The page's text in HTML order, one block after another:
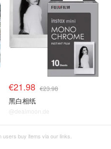
€21.98 €23.98
黑白相纸
@dealmoon.de
users buy items via our links.